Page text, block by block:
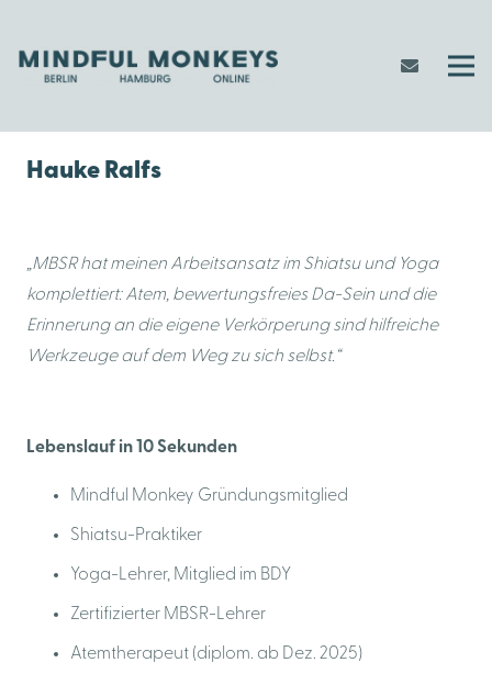
Hauke Ralfs
„MBSR hat meinen Arbeitsansatz im Shiatsu und Yoga
komplettiert: Atem, bewertungsfreies Da-Sein und die
Erinnerung an die eigene Verkörperung sind hilfreiche
Werkzeuge auf dem Weg zu sich selbst.“
Lebenslauf in 10 Sekunden
Mindful Monkey Gründungsmitglied
Shiatsu-Praktiker
Yoga-Lehrer, Mitglied im BDY
Zertifizierter MBSR-Lehrer
Atemtherapeut (diplom. ab Dez. 2025)